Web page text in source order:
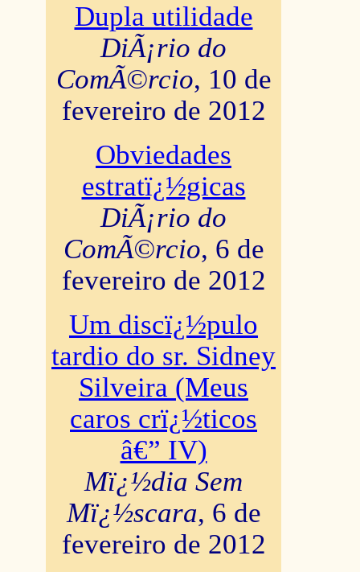
Dupla utilidade
DiÃ¡rio do
ComÃ©rcio, 10 de
fevereiro de 2012
Obviedades
estratï¿½gicas
DiÃ¡rio do
ComÃ©rcio, 6 de
fevereiro de 2012
Um discï¿½pulo
tardio do sr. Sidney
Silveira (Meus
caros crï¿½ticos
â€” IV)
Mï¿½dia Sem
Mï¿½scara, 6 de
fevereiro de 2012